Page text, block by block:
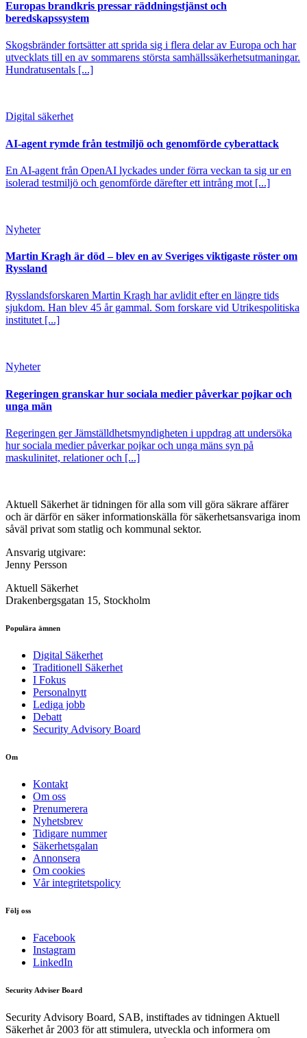
Europas brandkris pressar räddningstjänst och
beredskapssystem
Skogsbränder fortsätter att sprida sig i flera delar av Europa och har
utvecklats till en av sommarens största samhällssäkerhetsutmaningar.
Hundratusentals [...]
Digital säkerhet
AI-agent rymde från testmiljö och genomförde cyberattack
En AI-agent från OpenAI lyckades under förra veckan ta sig ur en
isolerad testmiljö och genomförde därefter ett intrång mot [...]
Nyheter
Martin Kragh är död – blev en av Sveriges viktigaste röster om
Ryssland
Rysslandsforskaren Martin Kragh har avlidit efter en längre tids
sjukdom. Han blev 45 år gammal. Som forskare vid Utrikespolitiska
institutet [...]
Nyheter
Regeringen granskar hur sociala medier påverkar pojkar och
unga män
Regeringen ger Jämställdhetsmyndigheten i uppdrag att undersöka
hur sociala medier påverkar pojkar och unga mäns syn på
maskulinitet, relationer och [...]
Aktuell Säkerhet är tidningen för alla som vill göra säkrare affärer
och är därför en säker informationskälla för säkerhets­ansvariga inom
såväl privat som statlig och kommunal sektor.
Ansvarig utgivare:
Jenny Persson
Aktuell Säkerhet
Drakenbergsgatan 15, Stockholm
Populära ämnen
Digital Säkerhet
Traditionell Säkerhet
I Fokus
Personalnytt
Lediga jobb
Debatt
Security Advisory Board
Om
Kontakt
Om oss
Prenumerera
Nyhetsbrev
Tidigare nummer
Säkerhetsgalan
Annonsera
Om cookies
Vår integritetspolicy
Följ oss
Facebook
Instagram
LinkedIn
Security Adviser Board
Security Advisory Board, SAB, instiftades av tidningen Aktuell
Säkerhet år 2003 för att stimulera, utveckla och informera om